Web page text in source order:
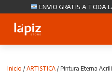
ENVIO GRATIS A TODA
Inicio / ARTISTICA / Pintura Eterna